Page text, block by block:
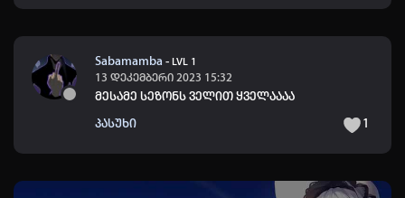
Sabamamba - LVL 1
13 დეკემბერი 2023 15:32
მესამე სეზონს ველით ყველაააა
პასუხი 1